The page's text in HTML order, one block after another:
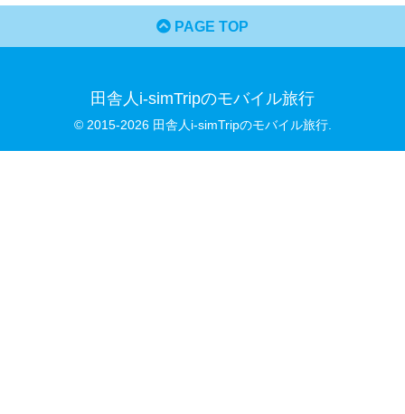
PAGE TOP
田舎人i-simTripのモバイル旅行
© 2015-2026 田舎人i-simTripのモバイル旅行.